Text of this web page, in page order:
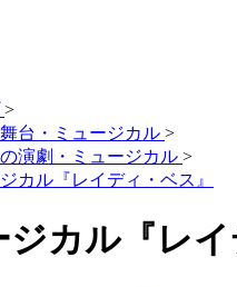
>
台・ミュージカル >
演劇・ミュージカル >
カル『レイディ・ベス』
ジカル『レ